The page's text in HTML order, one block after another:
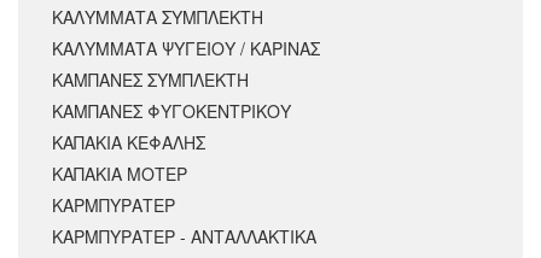
ΚΑΛΥΜΜΑΤΑ ΣΥΜΠΛΕΚΤΗ
ΚΑΛΥΜΜΑΤΑ ΨΥΓΕΙΟΥ / ΚΑΡΙΝΑΣ
ΚΑΜΠΑΝΕΣ ΣΥΜΠΛΕΚΤΗ
ΚΑΜΠΑΝΕΣ ΦΥΓΟΚΕΝΤΡΙΚΟΥ
ΚΑΠΑΚΙΑ ΚΕΦΑΛΗΣ
ΚΑΠΑΚΙΑ ΜΟΤΕΡ
ΚΑΡΜΠΥΡΑΤΕΡ
ΚΑΡΜΠΥΡΑΤΕΡ - ΑΝΤΑΛΛΑΚΤΙΚΑ